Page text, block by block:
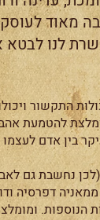
מאוד
לנו לבטא
התקשור
להטמעת
בין אדם
נחשבת גם
דפרסיה
הנוספות.